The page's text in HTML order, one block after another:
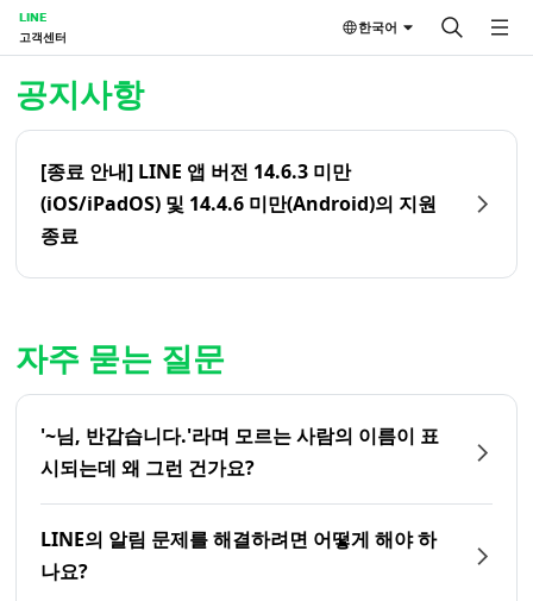
LINE
고객센터
한국어
공지사항
[종료 안내] LINE 앱 버전 14.6.3 미만
(iOS/iPadOS) 및 14.4.6 미만(Android)의 지원
종료
자주 묻는 질문
'~님, 반갑습니다.'라며 모르는 사람의 이름이 표
시되는데 왜 그런 건가요?
LINE의 알림 문제를 해결하려면 어떻게 해야 하
나요?